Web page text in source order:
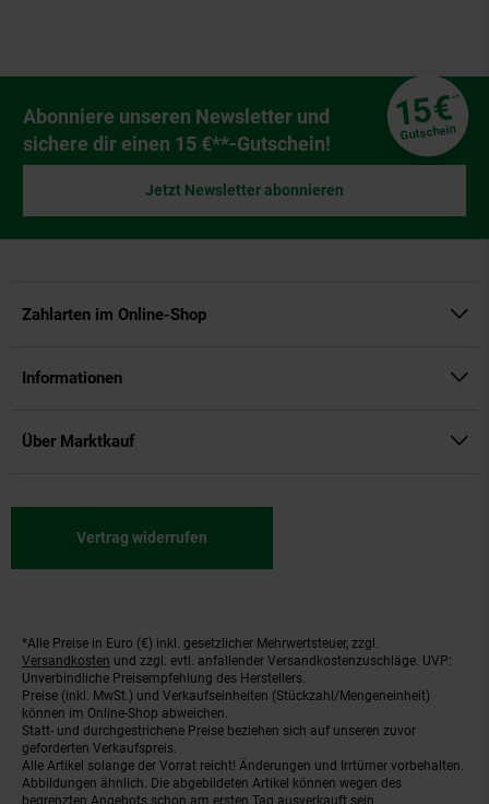
Newsletter Anmeldung
Abonniere unseren Newsletter und
sichere dir einen 15 €**-Gutschein!
15€**
Gutschein
Jetzt Newsletter abonnieren
Zahlarten im Online-Shop
Informationen
Über Marktkauf
Vertrag widerrufen
Fußnoten
*Alle Preise in Euro (€) inkl. gesetzlicher Mehrwertsteuer, zzgl.
Versandkosten und zzgl. evtl. anfallender Versandkostenzuschläge. UVP:
Unverbindliche Preisempfehlung des Herstellers.
Preise (inkl. MwSt.) und Verkaufseinheiten (Stückzahl/Mengeneinheit)
können im Online-Shop abweichen.
Statt- und durchgestrichene Preise beziehen sich auf unseren zuvor
geforderten Verkaufspreis.
Alle Artikel solange der Vorrat reicht! Änderungen und Irrtümer vorbehalten.
Abbildungen ähnlich. Die abgebildeten Artikel können wegen des